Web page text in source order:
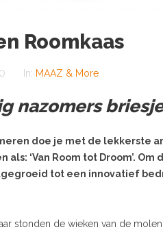
Roomkaas
In: MAAZ & More
nazomers
doe je met de lekkerste
als: ‘Van Room tot Droom’.
tot een innovatief
stonden de wieken van de